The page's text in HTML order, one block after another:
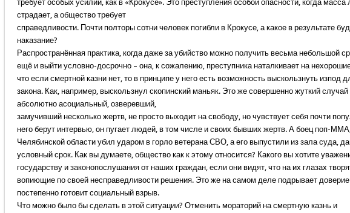
требует особых усилий, как в «Крокусе». Это преступления особой опасности, когда
страдает, а общество требует
справедливости. Почти полторы сотни человек погибли в Крокусе, а какое в результате
наказание?
Распространённая практика, когда даже за убийство можно получить весьма небольшой
ещё и выйти условно-досрочно – она, к сожалению, преступника наталкивает на
что если смертной казни нет, то в принципе у него есть возможность выскользнуть изпод
закона. Как, например, выскользнул скопинский маньяк. Это же совершенно жуткий случай
абсолютно асоциальный, озверевший,
замучивший несколько жертв, не просто выходит на свободу, но чувствует себя почти
него берут интервью, он пугает людей, в том числе и своих бывших жертв. А боец поп-
Челябинской области убил ударом в горло ветерана СВО, а его выпустили из зала суда,
условный срок. Как вы думаете, общество как к этому относится? Какого вы хотите
государству и законопослушания от наших граждан, если они видят, что на их глазах
вопиющие по своей несправедливости решения. Это же на самом деле подрывает доверие
постепенно готовит социальный взрыв.
Что можно было бы сделать в этой ситуации? Отменить мораторий на смертную казнь и